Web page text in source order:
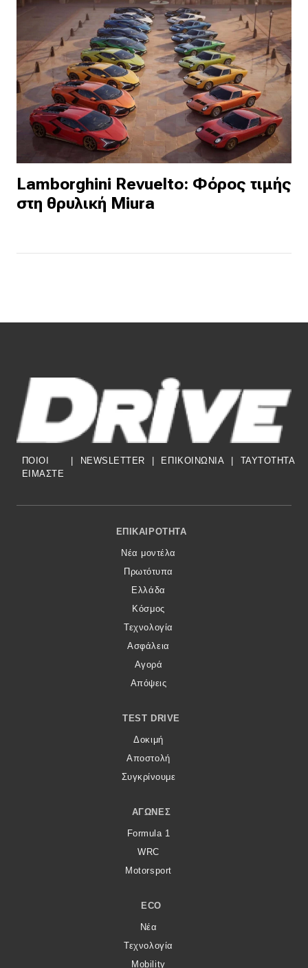
Lamborghini Revuelto: Φόρος τιμής
στη θρυλική Miura
ΠΟΙΟΙ
ΕΙΜΑΣΤΕ
NEWSLETTER ΕΠΙΚΟΙΝΩΝΙΑ TAYTOTHTA
Footer Menu
ΕΠΙΚΑΙΡΌΤΗΤΑ
Νέα μοντέλα
Πρωτότυπα
Ελλάδα
Κόσμος
Τεχνολογία
Ασφάλεια
Αγορά
Απόψεις
TEST DRIVE
Δοκιμή
Αποστολή
Συγκρίνουμε
ΑΓΏΝΕΣ
Formula 1
WRC
Motorsport
ECO
Νέα
Τεχνολογία
Mobility